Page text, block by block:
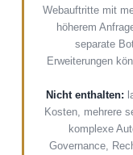
Webauftritte mit
höherem
separate
Erweiterungen
Nicht enthalten:
Kosten, mehrere
komplexe
Governance,